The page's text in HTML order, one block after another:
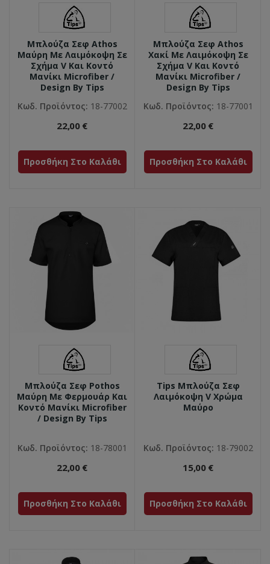
Μπλούζα Σεφ Athos
Μαύρη Με Λαιμόκοψη Σε
Σχήμα V Και Κοντό
Μανίκι Microfiber /
Design By Tips
Κωδ. Προϊόντος: 18-77002
22,00 €
Προσθήκη Στο Καλάθι
Μπλούζα Σεφ Athos
Χακί Με Λαιμόκοψη Σε
Σχήμα V Και Κοντό
Μανίκι Microfiber /
Design By Tips
Κωδ. Προϊόντος: 18-77001
22,00 €
Προσθήκη Στο Καλάθι
Μπλούζα Σεφ Pothos
Μαύρη Με Φερμουάρ Και
Κοντό Μανίκι Microfiber
/ Design By Tips
Κωδ. Προϊόντος: 18-78001
22,00 €
Προσθήκη Στο Καλάθι
Tips Μπλούζα Σεφ
Λαιμόκοψη V Χρώμα
Μαύρο
Κωδ. Προϊόντος: 18-79002
15,00 €
Προσθήκη Στο Καλάθι